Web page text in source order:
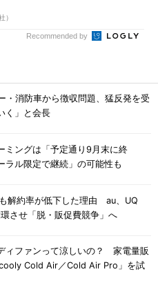
）
Recommended by
・消防車から徴収問題、猛反発を受
く」と会長
ミングは「予定通り9月末に終
ル限定で継続」の可能性も
解約率が低下した理由 au、UQ
させ「脱・販促費競争」へ
ィファンって涼しいの？ 家電量販
Cold Air／Cold Air Pro」を試